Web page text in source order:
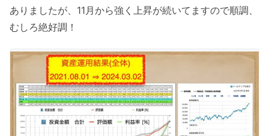
ありましたが、11月から強く上昇が続いてますので順調、
むしろ絶好調！